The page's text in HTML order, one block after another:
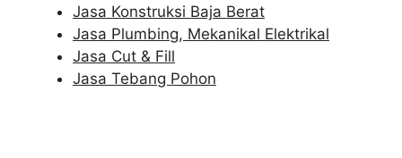
Jasa Konstruksi Baja Berat
Jasa Plumbing, Mekanikal Elektrikal
Jasa Cut & Fill
Jasa Tebang Pohon